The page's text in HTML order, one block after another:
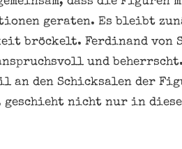
geraten. Es bleibt
bröckelt. Ferdinand von
und
an den Schicksalen der
geschieht nicht nur in